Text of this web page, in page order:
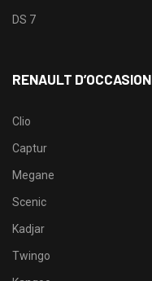
DS 7
RENAULT D’OCCASION
Clio
Captur
Megane
Scenic
Kadjar
Twingo